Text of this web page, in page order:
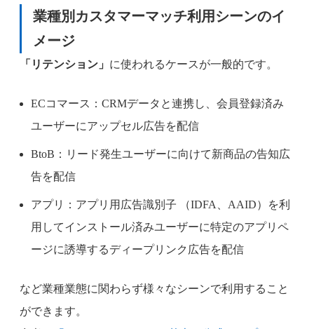
業種別カスタマーマッチ利用シーンのイ
メージ
「リテンション」 に使われるケースが一般的です。
ECコマース：CRMデータと連携し、会員登録済み
ユーザーにアップセル広告を配信
BtoB：リード発生ユーザーに向けて新商品の告知広
告を配信
アプリ：アプリ用広告識別子 （IDFA、AAID）を利
用してインストール済みユーザーに特定のアプリペ
ージに誘導するディープリンク広告を配信
など業種業態に関わらず様々なシーンで利用すること
ができます。